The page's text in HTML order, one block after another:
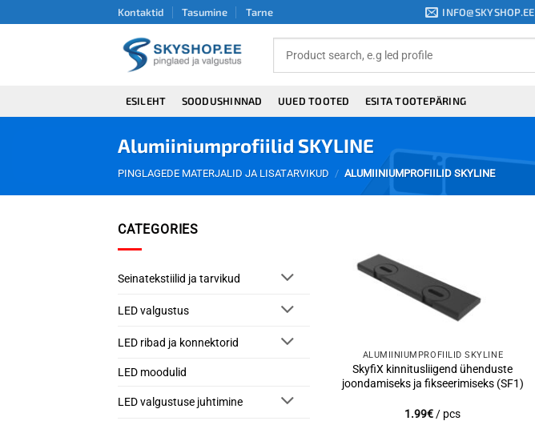
to
Kontaktid Tasumine Tarne INFO@SKYSHOP.EE
ESILEHT SOODUSHINNAD UUED TOOTED ESITA TOOTEPÄRING
Alumiiniumprofiilid SKYLINE
PINGLAGEDE MATERJALID JA LISATARVIKUD / ALUMIINIUMPROFIILID SKYLINE
CATEGORIES
Seinatekstiilid ja tarvikud
LED valgustus
LED ribad ja konnektorid
LED moodulid
LED valgustuse juhtimine
ALUMIINIUMPROFIILID SKYLINE
SkyfiX kinnitusliigend ühenduste
joondamiseks ja fikseerimiseks (SF1)
1.99€/ pcs